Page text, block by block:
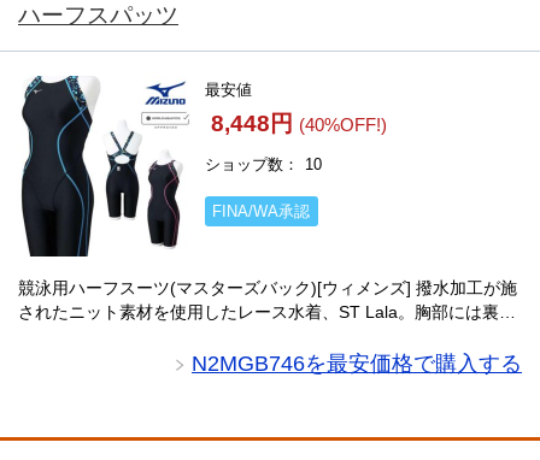
ハーフスパッツ
最安値
8,448円 (40%OFF!)
ショップ数 10
FINA/WA承認
競泳用ハーフスーツ(マスターズバック)[ウィメンズ] 撥水加工が施
されたニット素材を使用したレース水着、ST Lala。胸部には裏地
フィックが部分的に施され、華や・・・N2MGB746を最安価格で購入する